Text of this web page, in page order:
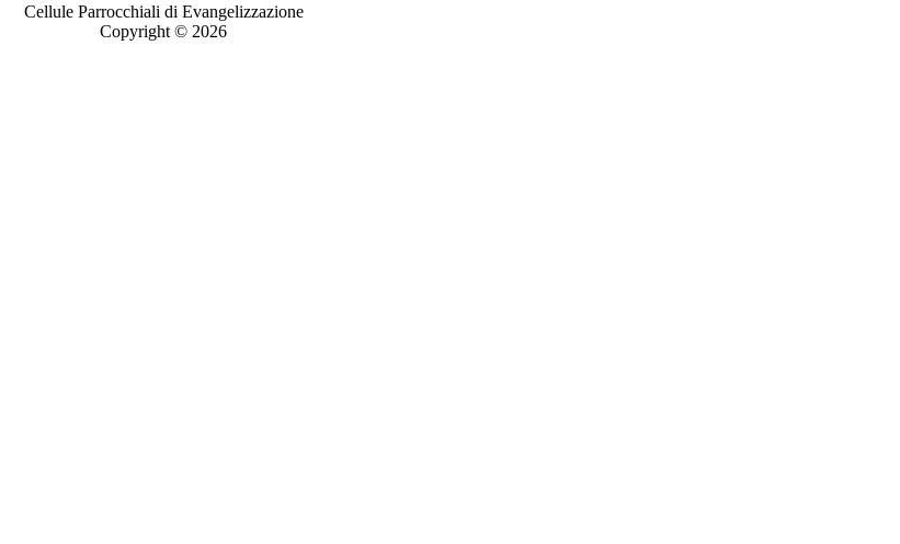
Cellule Parrocchiali di Evangelizzazione
Copyright © 2026